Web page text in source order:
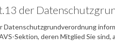
der
Datenschutzgrundverordnung
Sektion, deren Mitglied Sie